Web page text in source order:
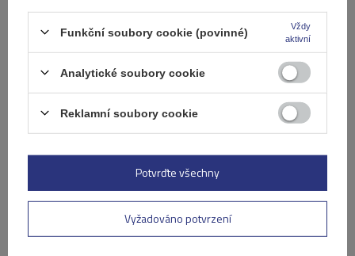
Produkt dostupný ve velkém množství
Již nyní zašleme 12. srpna
Přidat
košíku
Funkční soubory cookie (povinné)
Vždy
aktivní
Analytické soubory cookie
Reklamní soubory cookie
Vyžadováno potvrzení
Potvrďte všechny